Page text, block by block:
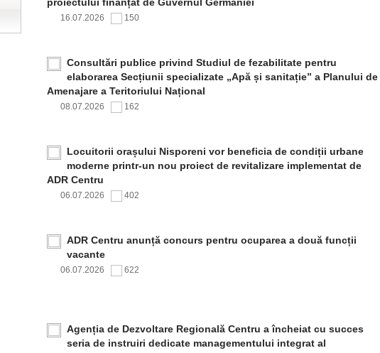
16.07.2026 150
Consultări publice privind Studiul de fezabilitate pentru
elaborarea Secțiunii specializate „Apă și sanitație” a Planului de
Amenajare a Teritoriului Național
08.07.2026 162
Locuitorii orașului Nisporeni vor beneficia de condiții urbane
moderne printr-un nou proiect de revitalizare implementat de
ADR Centru
06.07.2026 402
ADR Centru anunță concurs pentru ocuparea a două funcții
vacante
06.07.2026 622
Agenția de Dezvoltare Regională Centru a încheiat cu succes
seria de instruiri dedicate managementului integrat al